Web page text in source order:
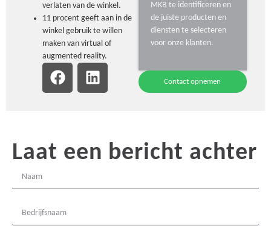
verlaten van de winkel.
11 procent geeft aan in de
winkel gebruik te willen
maken van virtual of
augmented reality.
MKB te identificeren en
de juiste producten en
diensten te selecteren
voor onze klanten.
Contact opnemen
Laat een bericht achter